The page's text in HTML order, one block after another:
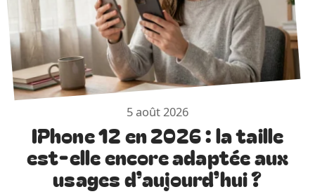
5 août 2026
IPhone 12 en 2026 : la taille
est-elle encore adaptée aux
usages d’aujourd’hui ?